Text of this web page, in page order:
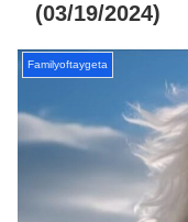
(03/19/2024)
Familyoftaygeta